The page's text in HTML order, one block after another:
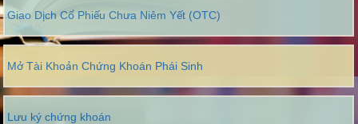
Giao Dịch Cổ Phiếu Chưa Niêm Yết (OTC)
Mở Tài Khoản Chứng Khoán Phái Sinh
Lưu ký chứng khoán